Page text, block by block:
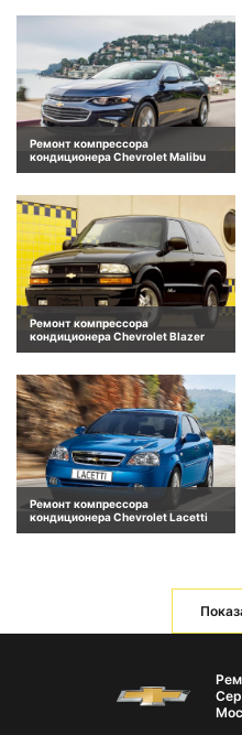
Ремонт компрессора
кондиционера Chevrolet Malibu
Ремонт компрессора
кондиционера Chevrolet Blazer
Ремонт компрессора
кондиционера Chevrolet Lacetti